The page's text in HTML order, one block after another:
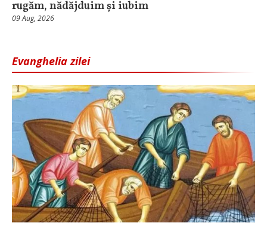
rugăm, nădăjduim și iubim
09 Aug, 2026
Evanghelia zilei